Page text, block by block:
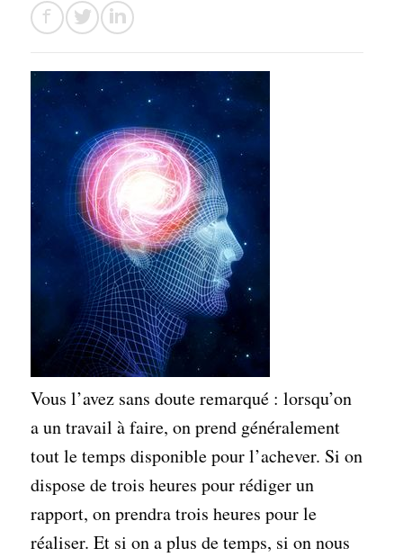
Vous l’avez sans doute remarqué : lorsqu’on
a un travail à faire, on prend généralement
tout le temps disponible pour l’achever. Si on
dispose de trois heures pour rédiger un
rapport, on prendra trois heures pour le
réaliser. Et si on a plus de temps, si on nous